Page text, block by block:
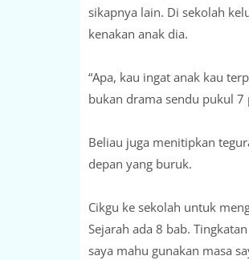
sikapnya lain. Di sekolah
kenakan anak dia.
“Apa, kau ingat anak kau
bukan drama sendu pukul 7
Beliau juga menitipkan
depan yang buruk.
Cikgu ke sekolah untuk
Sejarah ada 8 bab.
saya mahu gunakan masa